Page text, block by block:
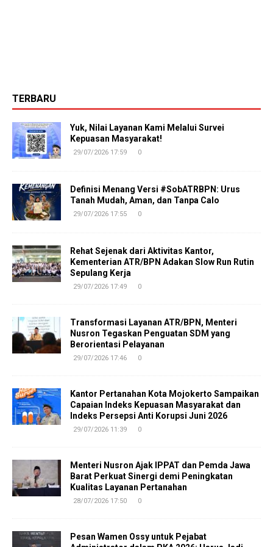
TERBARU
Yuk, Nilai Layanan Kami Melalui Survei
Kepuasan Masyarakat!
29/07/2026 17:59 0
Definisi Menang Versi #SobATRBPN: Urus
Tanah Mudah, Aman, dan Tanpa Calo
29/07/2026 17:55 0
Rehat Sejenak dari Aktivitas Kantor,
Kementerian ATR/BPN Adakan Slow Run Rutin
Sepulang Kerja
29/07/2026 17:49 0
Transformasi Layanan ATR/BPN, Menteri
Nusron Tegaskan Penguatan SDM yang
Berorientasi Pelayanan
29/07/2026 17:46 0
Kantor Pertanahan Kota Mojokerto Sampaikan
Capaian Indeks Kepuasan Masyarakat dan
Indeks Persepsi Anti Korupsi Juni 2026
29/07/2026 11:39 0
Menteri Nusron Ajak IPPAT dan Pemda Jawa
Barat Perkuat Sinergi demi Peningkatan
Kualitas Layanan Pertanahan
28/07/2026 17:50 0
Pesan Wamen Ossy untuk Pejabat